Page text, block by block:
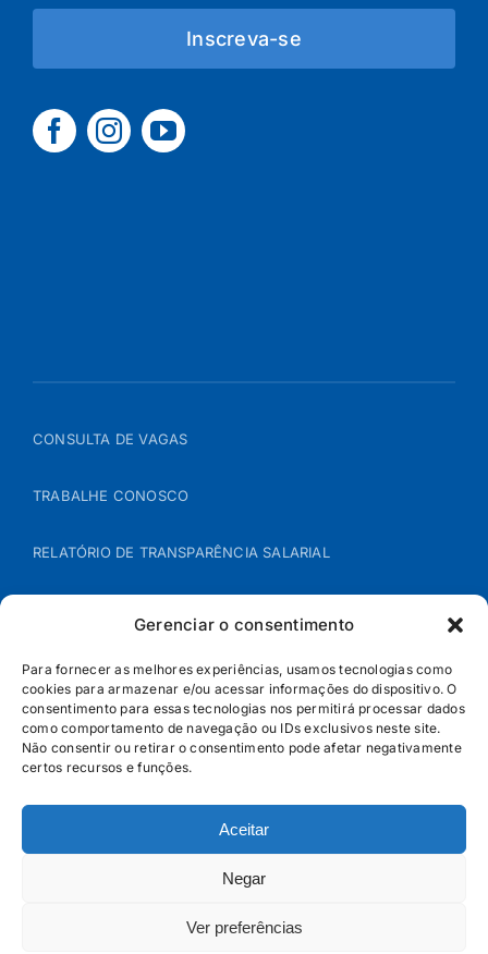
Gerenciar o consentimento
Para fornecer as melhores experiências, usamos tecnologias como
cookies para armazenar e/ou acessar informações do dispositivo. O
consentimento para essas tecnologias nos permitirá processar dados
como comportamento de navegação ou IDs exclusivos neste site.
Não consentir ou retirar o consentimento pode afetar negativamente
certos recursos e funções.
Aceitar
Negar
Ver preferências
Inscreva-se
CONSULTA DE VAGAS
TRABALHE CONOSCO
RELATÓRIO DE TRANSPARÊNCIA SALARIAL
POLÍTICA DE COOKIES
POLÍTICA DE PRIVACIDADE
© Jandaia - 2026 · Todos os direitos reservados | SAC